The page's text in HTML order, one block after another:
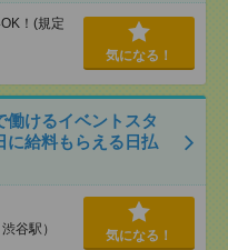
！(規定
気になる！
働けるイベントスタ
給料もらえる日払
谷駅） 気になる！